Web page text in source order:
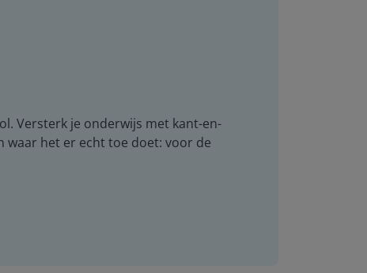
Versterk je onderwijs met kant-en-
waar het er echt toe doet: voor de